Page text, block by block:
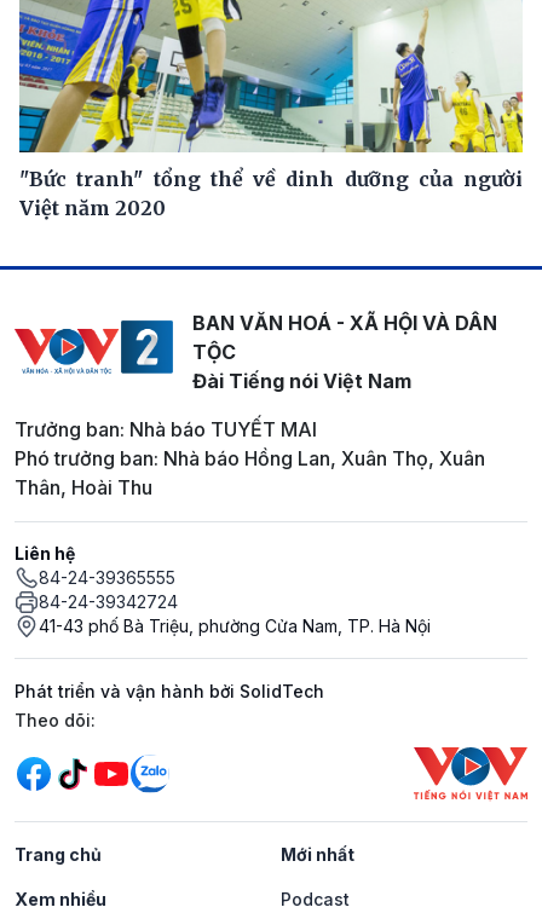
"Bức tranh" tổng thể về dinh dưỡng của người
Việt năm 2020
BAN VĂN HOÁ - XÃ HỘI VÀ DÂN
TỘC
Đài Tiếng nói Việt Nam
Trưởng ban: Nhà báo TUYẾT MAI
Phó trưởng ban: Nhà báo Hồng Lan, Xuân Thọ, Xuân
Thân, Hoài Thu
Liên hệ
84-24-39365555
84-24-39342724
41-43 phố Bà Triệu, phường Cửa Nam, TP. Hà Nội
Phát triển và vận hành bởi SolidTech
Mạng xã hội
Theo dõi:
Trang chủ Mới nhất
Xem nhiều Podcast